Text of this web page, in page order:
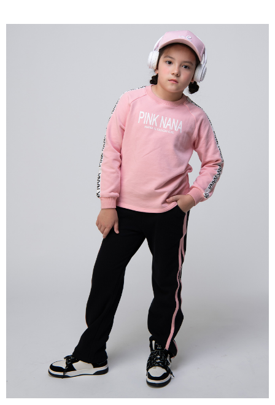
每筆NT$80，滿NT$2,000(含以上)免運費
每筆NT$80，滿NT$2,000(含以上)免運費